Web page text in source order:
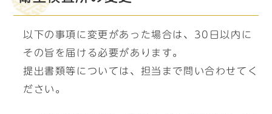
以下の事項に変更があった場合は、30日以内に
その旨を届ける必要があります。
提出書類等については、担当まで問い合わせてく
ださい。